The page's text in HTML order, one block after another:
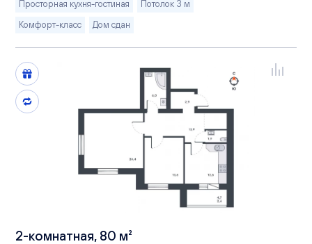
Просторная кухня-гостиная
Потолок 3 м
Комфорт-класс
Дом сдан
2-комнатная, 80 м²